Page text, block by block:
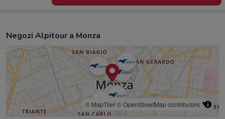
Negozi Alpitour a Monza
© MapTiler© OpenStreetMap contributors